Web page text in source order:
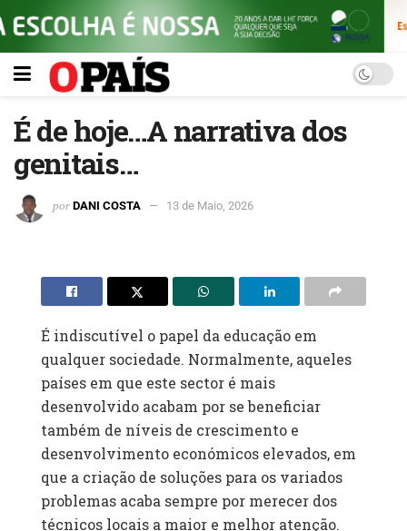
É de hoje…A narrativa dos
genitais…
por DANI COSTA 13 de Maio, 2026
É indiscutível o papel da educação em
qualquer sociedade. Normalmente, aqueles
países em que este sector é mais
desenvolvido acabam por se beneficiar
também de níveis de crescimento e
desenvolvimento económicos elevados, em
que a criação de soluções para os variados
problemas acaba sempre por merecer dos
técnicos locais a maior e melhor atenção.